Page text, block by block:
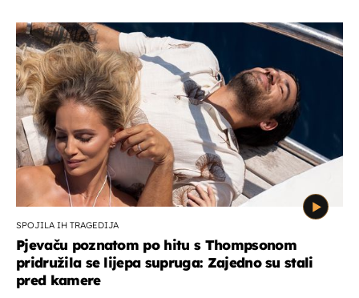
SPOJILA IH TRAGEDIJA
Pjevaču poznatom po hitu s Thompsonom
pridružila se lijepa supruga: Zajedno su stali
pred kamere